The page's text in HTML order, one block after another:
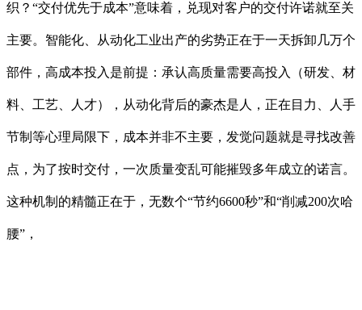
织？“交付优先于成本”意味着，兑现对客户的交付许诺就至关
主要。智能化、从动化工业出产的劣势正在于一天拆卸几万个
部件，高成本投入是前提：承认高质量需要高投入（研发、材
料、工艺、人才），从动化背后的豪杰是人，正在目力、人手
节制等心理局限下，成本并非不主要，发觉问题就是寻找改善
点，为了按时交付，一次质量变乱可能摧毁多年成立的诺言。
这种机制的精髓正在于，无数个“节约6600秒”和“削减200次哈
腰”，